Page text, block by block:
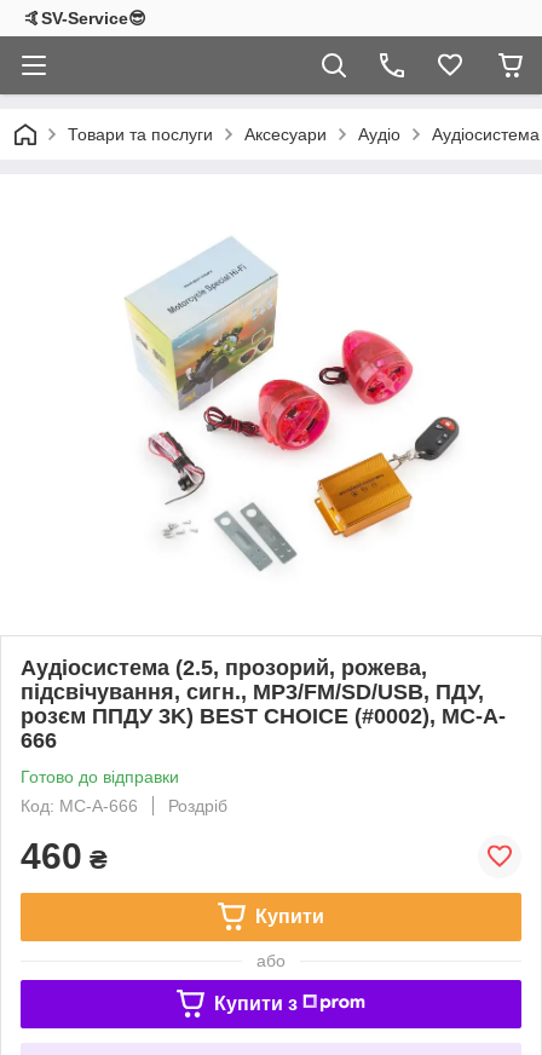
🤙SV-Service😎
Товари та послуги Аксесуари Аудіо
Аудіосистема (2.5, прозорий, рожева,
підсвічування, сигн., МР3/FM/SD/USB, ПДУ,
розєм ППДУ 3K) BEST CHOICE (#0002), MC-A-
666
Готово до відправки
Код: MC-A-666
Роздріб
460 ₴
Купити
або
Купити з